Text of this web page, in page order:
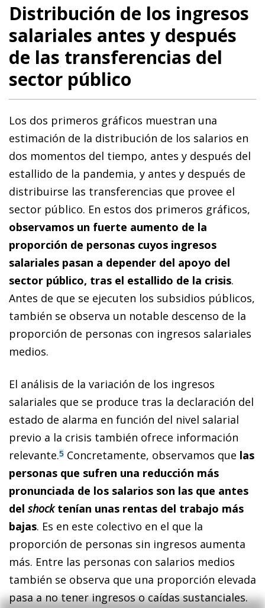
Distribución de los ingresos
salariales antes y después
de las transferencias del
sector público
Los dos primeros gráficos muestran una
estimación de la distribución de los salarios en
dos momentos del tiempo, antes y después del
estallido de la pandemia, y antes y después de
distribuirse las transferencias que provee el
sector público. En estos dos primeros gráficos,
observamos un fuerte aumento de la
proporción de personas cuyos ingresos
salariales pasan a depender del apoyo del
sector público, tras el estallido de la crisis.
Antes de que se ejecuten los subsidios públicos,
también se observa un notable descenso de la
proporción de personas con ingresos salariales
medios.
El análisis de la variación de los ingresos
salariales que se produce tras la declaración del
estado de alarma en función del nivel salarial
previo a la crisis también ofrece información
relevante.5 Concretamente, observamos que las
personas que sufren una reducción más
pronunciada de los salarios son las que antes
del shocktenían unas rentas del trabajo más
bajas. Es en este colectivo en el que la
proporción de personas sin ingresos aumenta
más. Entre las personas con salarios medios
también se observa que una proporción elevada
pasa a no tener ingresos o caídas sustanciales.